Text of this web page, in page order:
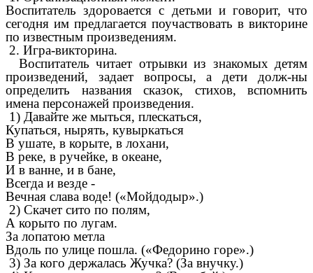
Воспитатель здоровается с детьми и говорит, что
сегодня им предлагается поучаствовать в викторине
по известным произведениям.
2. Игра-викторина.
Воспитатель читает отрывки из знакомых детям
произведений, задает вопросы, а дети долж-ны
определить названия сказок, стихов, вспомнить
имена персонажей произведения.
1) Давайте же мыться, плескаться,
Купаться, нырять, кувыркаться
В ушате, в корыте, в лохани,
В реке, в ручейке, в океане,
И в ванне, и в бане,
Всегда и везде -
Вечная слава воде! («Мойдодыр».)
2) Скачет сито по полям,
А корыто по лугам.
За лопатою метла
Вдоль по улице пошла. («Федорино горе».)
3) За кого держалась Жучка? (За внучку.)